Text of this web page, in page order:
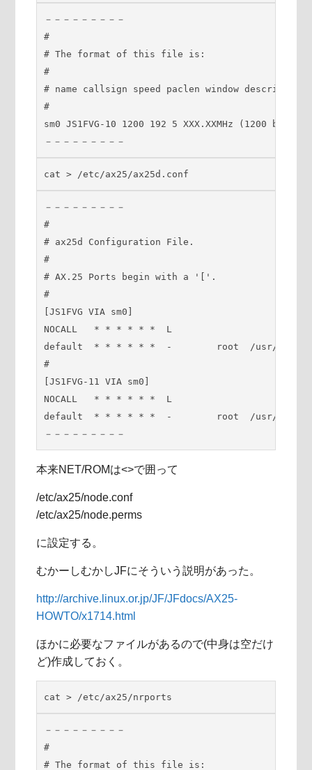
－－－－－－－－－
#
# The format of this file is:
#
# name callsign speed paclen window description
#
sm0 JS1FVG-10 1200 192 5 XXX.XXMHz (1200 bps)
－－－－－－－－－
cat > /etc/ax25/ax25d.conf
－－－－－－－－－
#
# ax25d Configuration File.
#
# AX.25 Ports begin with a '['.
#
[JS1FVG VIA sm0]
NOCALL   * * * * * *  L
default  * * * * * *  -        root  /usr/sbin/
#
[JS1FVG-11 VIA sm0]
NOCALL   * * * * * *  L
default  * * * * * *  -        root  /usr/sbin/
－－－－－－－－－
本来NET/ROMは<>で囲って
/etc/ax25/node.conf
/etc/ax25/node.perms
に設定する。
むかーしむかしJFにそういう説明があった。
http://archive.linux.or.jp/JF/JFdocs/AX25-
HOWTO/x1714.html
ほかに必要なファイルがあるので(中身は空だけ
ど)作成しておく。
cat > /etc/ax25/nrports
－－－－－－－－－
#
# The format of this file is: